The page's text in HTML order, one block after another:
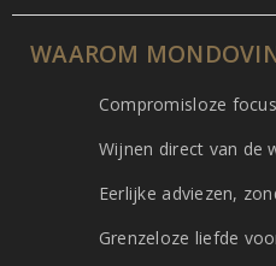
WAAROM
Compromisloze
Wijnen direct van de
Eerlijke adviezen,
Grenzeloze liefde